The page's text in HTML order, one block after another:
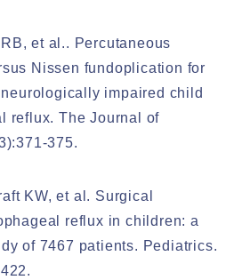
et al.. Percutaneous
Nissen fundoplication for
impaired child
reflux. The Journal of
375.
KW, et al. Surgical
reflux in children: a
of 7467 patients. Pediatrics.